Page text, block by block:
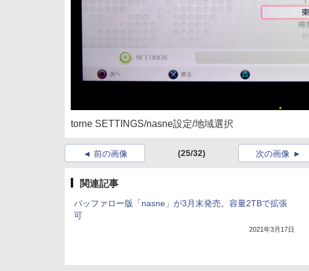
torne SETTINGS/nasne設定/地域選択
前の画像 (25/32) 次の画像
関連記事
バッファロー版「nasne」が3月末発売。容量2TBで拡張
可
2021年3月17日